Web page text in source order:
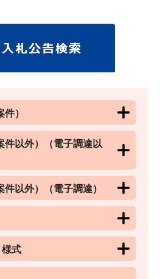
）
件以外）（電子調達以
件以外）（電子調達）
様式